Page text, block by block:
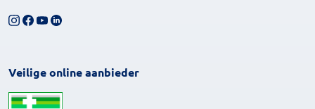
Volg ons op Instagram
Volg ons op Facebook
Bekijk ons YouTube-kanaal
Volg ons op LinkedIn
Veilige online aanbieder